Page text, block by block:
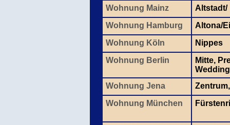
Wohnung Mainz
Altstadt/
Wohnung Hamburg
Altona/
Wohnung Köln
Nippes
Wohnung Berlin
Mitte,
Wedding
Wohnung Jena
Wohnung München